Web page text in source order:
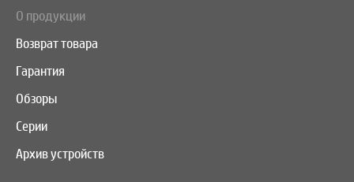
О продукции
Возврат товара
Гарантия
Обзоры
Серии
Архив устройств